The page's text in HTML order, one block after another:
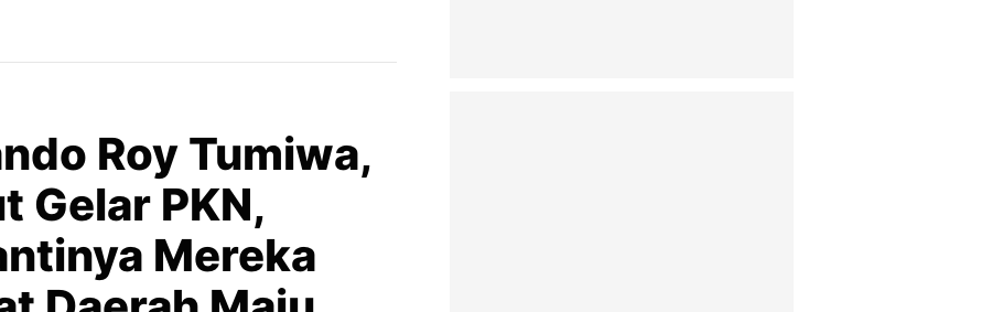
Roy Tumiwa,
Gelar PKN,
Mereka